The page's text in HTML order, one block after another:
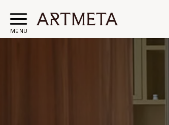
MENU